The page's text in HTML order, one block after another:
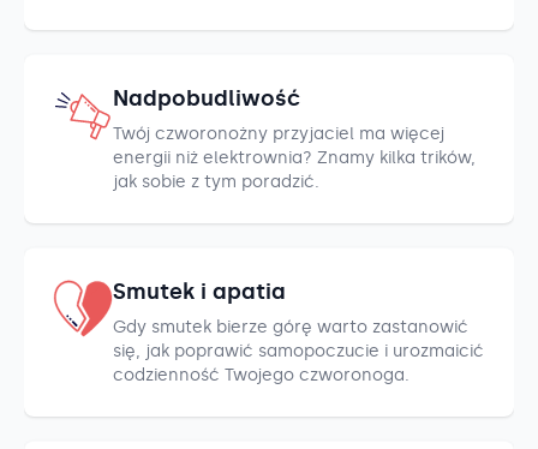
Nadpobudliwość
Twój czworonożny przyjaciel ma więcej
energii niż elektrownia? Znamy kilka trików,
jak sobie z tym poradzić.
Smutek i apatia
Gdy smutek bierze górę warto zastanowić
się, jak poprawić samopoczucie i urozmaicić
codzienność Twojego czworonoga.